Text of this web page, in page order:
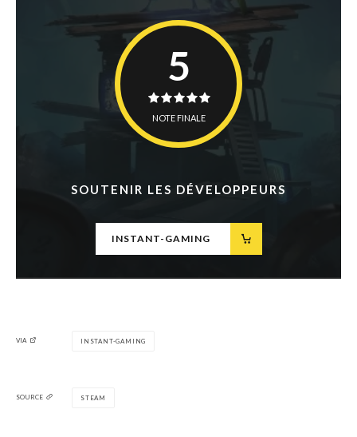
5
NOTE FINALE
SOUTENIR LES DÉVELOPPEURS
INSTANT-GAMING
VIA INSTANT-GAMING
SOURCE STEAM